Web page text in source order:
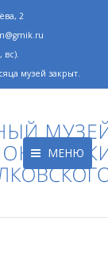
2
вс).
музей закрыт.
МЕНЮ